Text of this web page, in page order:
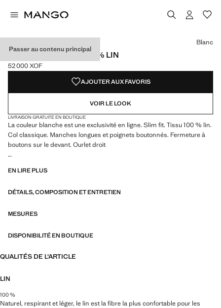
Passer au contenu principal
CHEMISE SLIM-FIT 100 % LIN
Prix actuel [52 000 XOF ]
52 000 XOF
Choisissez une couleur
Couleur Blanc sélectionnée
Couleur Bleu marine foncé
Couleur Kaki
Couleur Beige
Blanc
AJOUTER AUX FAVORIS
VOIR LE LOOK
LIVRAISON GRATUITE EN BOUTIQUE
La couleur blanche est une exclusivité en ligne. Slim fit. Tissu 100 % lin.
Col classique. Manches longues et poignets boutonnés. Fermeture à
boutons sur le devant. Ourlet droit
pinces à l'arrière pour une coupe ajustée sans être inconfortable
EN LIRE PLUS
DÉTAILS, COMPOSITION ET ENTRETIEN
MESURES
DISPONIBILITÉ EN BOUTIQUE
QUALITÉS DE L'ARTICLE
LIN
100 %
Naturel, respirant et léger, le lin est la fibre la plus confortable pour les